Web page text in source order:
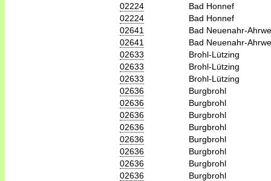
02224
Bad Honnef
02224
Bad Honnef
02641
Bad Neuenahr-
02641
Bad Neuenahr-
02633
Brohl-Lützing
02633
Brohl-Lützing
02633
Brohl-Lützing
02636
Burgbrohl
02636
Burgbrohl
02636
Burgbrohl
02636
Burgbrohl
02636
Burgbrohl
02636
Burgbrohl
02636
Burgbrohl
02636
Burgbrohl